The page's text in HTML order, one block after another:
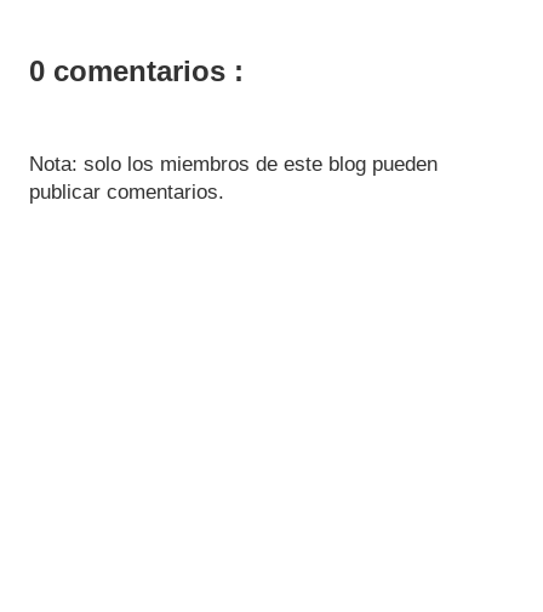
0 comentarios :
Nota: solo los miembros de este blog pueden
publicar comentarios.